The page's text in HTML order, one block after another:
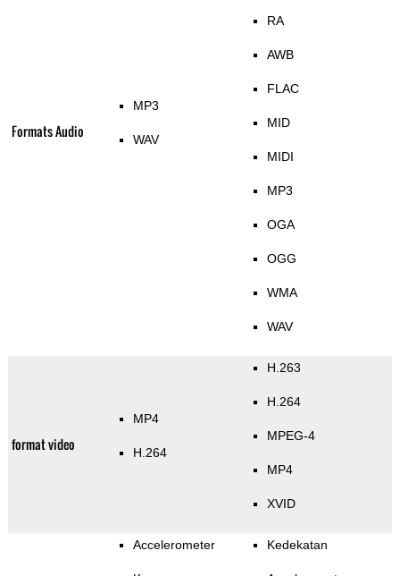
Formats Audio
MP3
WAV
RA
AWB
FLAC
MID
MIDI
MP3
OGA
OGG
WMA
WAV
format video
MP4
H.264
H.263
H.264
MPEG-4
MP4
XVID
Accelerometer Kedekatan